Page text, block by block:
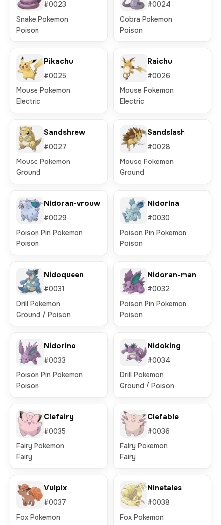
#0023
Snake Pokemon
Poison
#0024
Cobra Pokemon
Poison
Pikachu
#0025
Mouse Pokemon
Electric
Raichu
#0026
Mouse Pokemon
Electric
Sandshrew
#0027
Mouse Pokemon
Ground
Sandslash
#0028
Mouse Pokemon
Ground
Nidoran-vrouw
#0029
Poison Pin Pokemon
Poison
Nidorina
#0030
Poison Pin Pokemon
Poison
Nidoqueen
#0031
Drill Pokemon
Ground / Poison
Nidoran-man
#0032
Poison Pin Pokemon
Poison
Nidorino
#0033
Poison Pin Pokemon
Poison
Nidoking
#0034
Drill Pokemon
Ground / Poison
Clefairy
#0035
Fairy Pokemon
Fairy
Clefable
#0036
Fairy Pokemon
Fairy
Vulpix
#0037
Fox Pokemon
Ninetales
#0038
Fox Pokemon